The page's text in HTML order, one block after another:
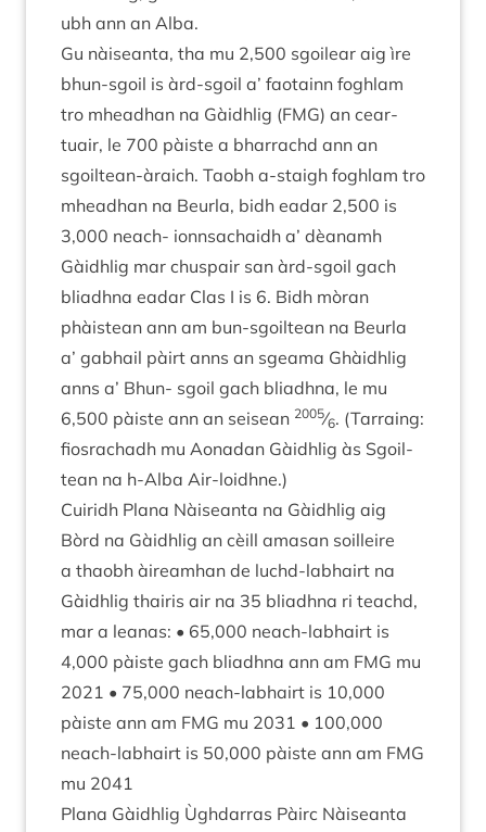
ubh ann an Alba.
Gu nàiseanta, tha mu 2,500 sgoilear aig ìre
bhun-sgoil is àrd-sgoil a’ fao­tainn fogh­lam
tro mheadhan na Gàidh­lig (FMG) an cear­
tuair, le 700 pàiste a bhar­rachd ann an
sgoil­tean-àraich. Taobh a‑staigh fogh­lam tro
mheadhan na Beurla, bidh eadar 2,500 is
3,000 neach- ionnsa­chaidh a’ dèanamh
Gàidh­lig mar chuspair san àrd-sgoil gach
bli­adhna eadar Clas I is 6. Bidh mòran
phàistean ann am bun-sgoil­tean na Beurla
a’ gabhail pàirt anns an sgeama Ghàidh­lig
anns a’ Bhun- sgoil gach bli­adhna, le mu
6,500 pàiste ann an seisean 2005⁄6. (Tar­ra­ing:
fios­rachadh mu Aon­adan Gàidh­lig às Sgoil­
tean na h‑Alba Air-loidhne.)
Cuiridh Plana Nàiseanta na Gàidh­lig aig
Bòrd na Gàidh­lig an cèill amas­an soil­leire
a thaobh àire­am­han de luchd-labhairt na
Gàidh­lig thairis air na 35 bli­adhna ri teachd,
mar a leanas: • 65,000 neach-labhairt is
4,000 pàiste gach bli­adhna ann am FMG mu
2021 • 75,000 neach-labhairt is 10,000
pàiste ann am FMG mu 2031 • 100,000
neach-labhairt is 50,000 pàiste ann am FMG
mu 2041
Plana Gàidh­lig Ùgh­dar­ras Pàirc Nàiseanta